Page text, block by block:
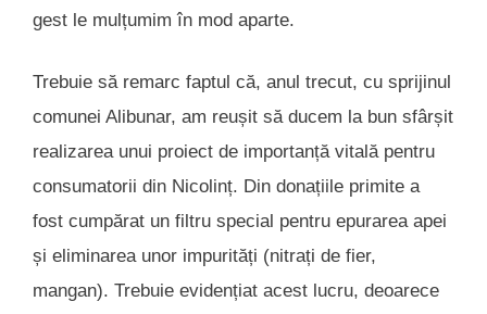
gest le mulțumim în mod aparte.
Trebuie să remarc faptul că, anul trecut, cu sprijinul
comunei Alibunar, am reușit să ducem la bun sfârșit
realizarea unui proiect de importanță vitală pentru
consumatorii din Nicolinț. Din donațiile primite a
fost cumpărat un filtru special pentru epurarea apei
și eliminarea unor impurități (nitrați de fier,
mangan). Trebuie evidențiat acest lucru, deoarece